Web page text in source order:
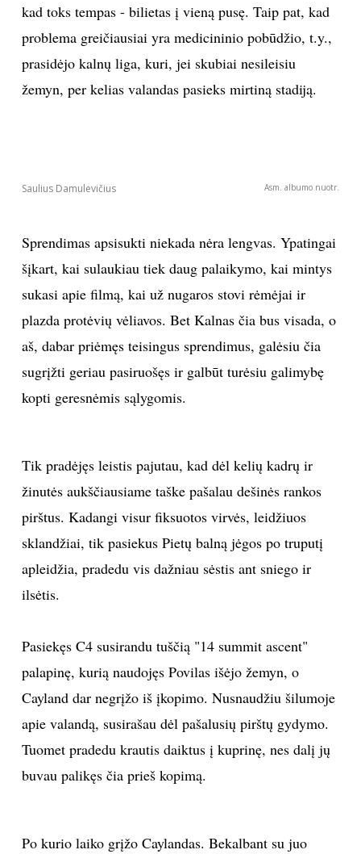
KONTAKTAI
NAUJIENLAIŠKĮ
Prenumeruodami portalą,
kad toks tempas - bilietas į vieną pusę. Taip pat, kad
problema greičiausiai yra medicininio pobūdžio, t.y.,
prasidėjo kalnų liga, kuri, jei skubiai nesileisiu
žemyn, per kelias valandas pasieks mirtiną stadiją.
Saulius Damulevičius Asm. albumo nuotr.
Sprendimas apsisukti niekada nėra lengvas. Ypatingai
šįkart, kai sulaukiau tiek daug palaikymo, kai mintys
sukasi apie filmą, kai už nugaros stovi rėmėjai ir
plazda protėvių vėliavos. Bet Kalnas čia bus visada, o
aš, dabar priėmęs teisingus sprendimus, galėsiu čia
sugrįžti geriau pasiruošęs ir galbūt turėsiu galimybę
kopti geresnėmis sąlygomis.
Tik pradėjęs leistis pajutau, kad dėl kelių kadrų ir
žinutės aukščiausiame taške pašalau dešinės rankos
pirštus. Kadangi visur fiksuotos virvės, leidžiuos
sklandžiai, tik pasiekus Pietų balną jėgos po truputį
apleidžia, pradedu vis dažniau sėstis ant sniego ir
ilsėtis.
Pasiekęs C4 susirandu tuščią "14 summit ascent"
palapinę, kurią naudojęs Povilas išėjo žemyn, o
Cayland dar negrįžo iš įkopimo. Nusnaudžiu šilumoje
apie valandą, susirašau dėl pašalusių pirštų gydymo.
Tuomet pradedu krautis daiktus į kuprinę, nes dalį jų
buvau palikęs čia prieš kopimą.
Po kurio laiko grįžo Caylandas. Bekalbant su juo